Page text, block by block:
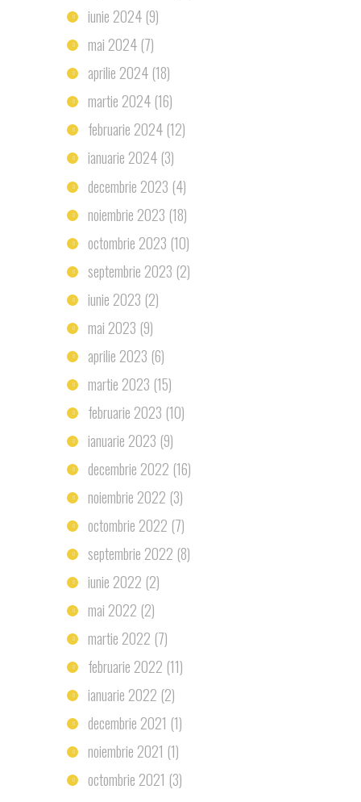
iunie 2024 (9)
mai 2024 (7)
aprilie 2024 (18)
martie 2024 (16)
februarie 2024 (12)
ianuarie 2024 (3)
decembrie 2023 (4)
noiembrie 2023 (18)
octombrie 2023 (10)
septembrie 2023 (2)
iunie 2023 (2)
mai 2023 (9)
aprilie 2023 (6)
martie 2023 (15)
februarie 2023 (10)
ianuarie 2023 (9)
decembrie 2022 (16)
noiembrie 2022 (3)
octombrie 2022 (7)
septembrie 2022 (8)
iunie 2022 (2)
mai 2022 (2)
martie 2022 (7)
februarie 2022 (11)
ianuarie 2022 (2)
decembrie 2021 (1)
noiembrie 2021 (1)
octombrie 2021 (3)